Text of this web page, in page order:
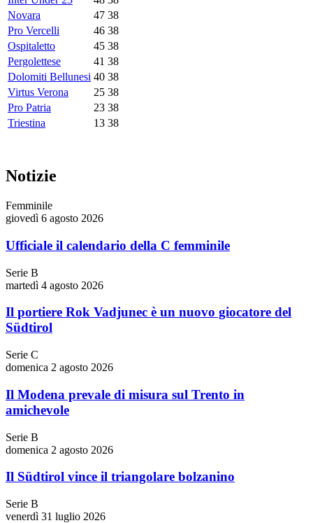
Novara
47 38
Pro Vercelli
46 38
Ospitaletto
45 38
Pergolettese
41 38
Dolomiti Bellunesi 40 38
Virtus Verona
25 38
Pro Patria
23 38
Triestina
13 38
Notizie
Femminile
giovedì 6 agosto 2026
Ufficiale il calendario della C femminile
Serie B
martedì 4 agosto 2026
Il portiere Rok Vadjunec è un nuovo giocatore del
Südtirol
Serie C
domenica 2 agosto 2026
Il Modena prevale di misura sul Trento in
amichevole
Serie B
domenica 2 agosto 2026
Il Südtirol vince il triangolare bolzanino
Serie B
venerdì 31 luglio 2026